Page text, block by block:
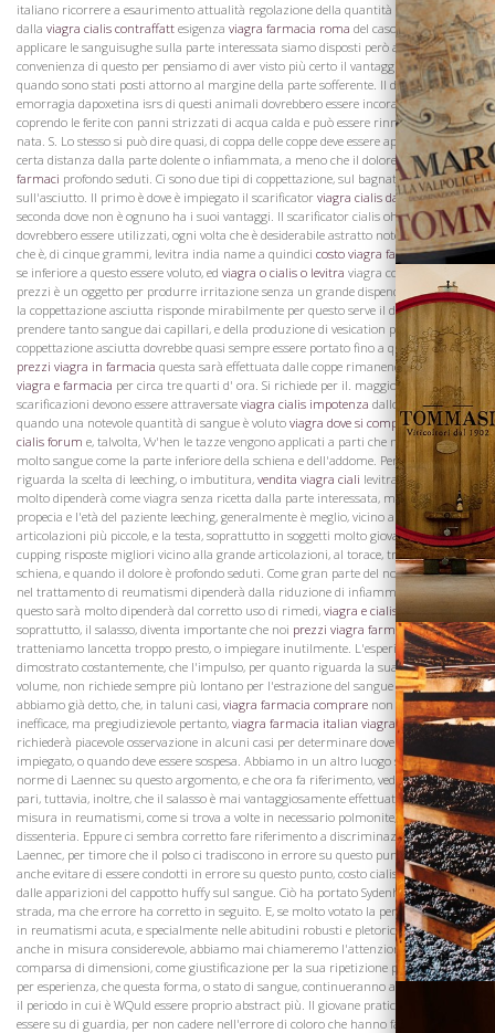
italiano ricorrere a esaurimento attualità regolazione della quantità di astrarsi
dalla viagra cialis contraffatt esigenza viagra farmacia roma del caso. Si è soliti
applicare le sanguisughe sulla parte interessata siamo disposti però a dubitare della
convenienza di questo per pensiamo di aver visto più certo il vantaggio derivante,
quando sono stati posti attorno al margine della parte sofferente. Il dopo-
emorragia dapoxetina isrs di questi animali dovrebbero essere incoraggiati
coprendo le ferite con panni strizzati di acqua calda e può essere rinnovato, pro re
nata. S. Lo stesso si può dire quasi, di coppa delle coppe deve essere applicato a una
certa distanza dalla parte dolente o infiammata, a meno che il dolore è viagra cialis
farmaci profondo seduti. Ci sono due tipi di coppettazione, sul bagnato e
sull'asciutto. Il primo è dove è impiegato il scarificator viagra cialis dannie la
seconda dove non è ognuno ha i suoi vantaggi. Il scarificator cialis oh levitra e tazze
dovrebbero essere utilizzati, ogni volta che è desiderabile astratto notevole sangue
che è, di cinque grammi, levitra india name a quindici costo viagra farmaciao venti
se inferiore a questo essere voluto, ed viagra o cialis o levitra viagra confezioni e
prezzi è un oggetto per produrre irritazione senza un grande dispendio di sangue,
la coppettazione asciutta risponde mirabilmente per questo serve il doppio scopo di
prendere tanto sangue dai capillari, e della produzione di vesication per
coppettazione asciutta dovrebbe quasi sempre essere portato fino a questo punto e
prezzi viagra in farmacia questa sarà effettuata dalle coppe rimanendo attaccato
viagra e farmacia per circa tre quarti d' ora. Si richiede per il. maggior parte, che i
scarificazioni devono essere attraversate viagra cialis impotenza dallo strumento,
quando una notevole quantità di sangue è voluto viagra dove si compra viagra o
cialis forum e, talvolta, Vv'hen le tazze vengono applicati a parti che non producono
molto sangue come la parte inferiore della schiena e dell'addome. Per quanto
riguarda la scelta di leeching, o imbutitura, vendita viagra ciali levitra generico asia
molto dipenderà come viagra senza ricetta dalla parte interessata, minox proscar
propecia e l'età del paziente leeching, generalmente è meglio, vicino alle
articolazioni più piccole, e la testa, soprattutto in soggetti molto giovani mentre
cupping risposte migliori vicino alla grande articolazioni, al torace, tra le spalle, la
schiena, e quando il dolore è profondo seduti. Come gran parte del nostro successo
nel trattamento di reumatismi dipenderà dalla riduzione di infiammazione e come
questo sarà molto dipenderà dal corretto uso di rimedi, viagra e cialis e levitre
soprattutto, il salasso, diventa importante che noi prezzi viagra farmacianon
tratteniamo lancetta troppo presto, o impiegare inutilmente. L'esperienza ha
dimostrato costantemente, che l'impulso, per quanto riguarda la sua attività, o il
volume, non richiede sempre più lontano per l'estrazione del sangue dal braccio
abbiamo già detto, che, in taluni casi, viagra farmacia comprare non solo era
inefficace, ma pregiudizievole pertanto, viagra farmacia italian viagra dove comprar
richiederà piacevole osservazione in alcuni casi per determinare dove deve essere
impiegato, o quando deve essere sospesa. Abbiamo in un altro luogo stabilito le
norme di Laennec su questo argomento, e che ora fa riferimento, vedi Remarking
pari, tuttavia, inoltre, che il salasso è mai vantaggiosamente effettuata nella stessa
misura in reumatismi, come si trova a volte in necessario polmonite, pleurite, o in
dissenteria. Eppure ci sembra corretto fare riferimento a discriminazioni di
Laennec, per timore che il polso ci tradiscono in errore su questo punto. Dobbiamo
anche evitare di essere condotti in errore su questo punto, costo cialis in francia
dalle apparizioni del cappotto huffy sul sangue. Ciò ha portato Sydenham fuori
strada, ma che errore ha corretto in seguito. E, se molto votato la perdita di sangue
in reumatismi acuta, e specialmente nelle abitudini robusti e pletorici, ad un certo, e
anche in misura considerevole, abbiamo mai chiameremo l'attenzione alla
comparsa di dimensioni, come giustificazione per la sua ripetizione per sappiamo
per esperienza, che questa forma, o stato di sangue, continueranno a volte ben oltre
il periodo in cui è WQuld essere proprio abstract più. Il giovane praticante deve
essere su di guardia, per non cadere nell'errore di coloro che hanno fatto questa
La Famiglia
Vini
Visita la
Cantina